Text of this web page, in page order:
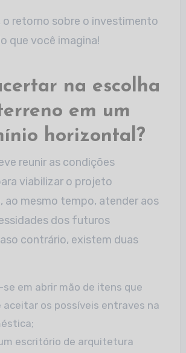
o retorno sobre o investimento
que você imagina!
na escolha
em um
horizontal?
reunir as condições
viabilizar o projeto
ao mesmo tempo, atender aos
dos futuros
contrário, existem duas
em abrir mão de itens que
aceitar os possíveis entraves na
escritório de arquitetura